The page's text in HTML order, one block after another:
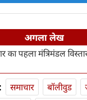
अगला लेख
पहला मंत्रिमंडल
समाचार बॉलीवुड